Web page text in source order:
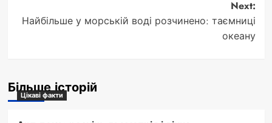
Next:
Найбільше у морській воді розчинено: таємниці
океану
Більше історій
Цікаві факти